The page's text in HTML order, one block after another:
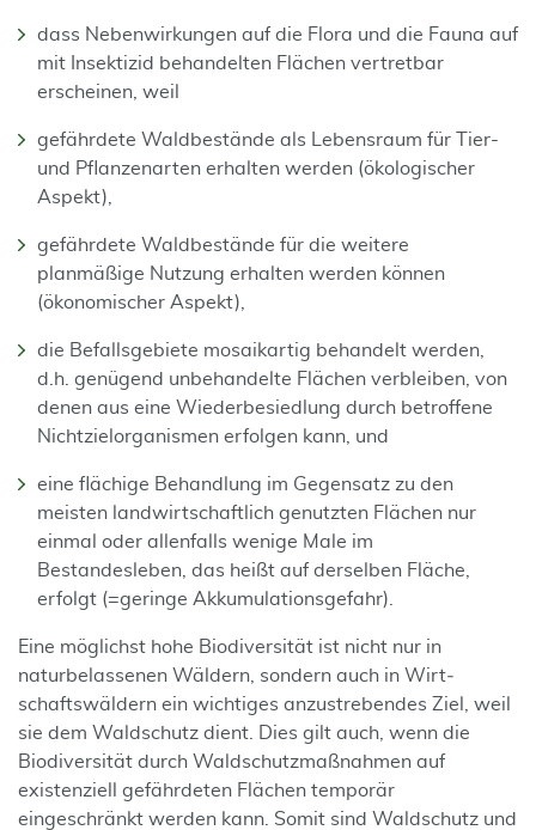
dass Nebenwirkungen auf die Flora und die Fauna auf
mit Insektizid behandel­ten Flächen ver­tretbar
erscheinen, weil
gefährdete Waldbestände als Lebensraum für Tier-
und Pflanzenarten erhalten werden (ökologischer
Aspekt),
gefährdete Waldbestände für die weitere
planmäßige Nutzung erhalten werden können
(ökonomischer Aspekt),
die Befallsgebiete mosaikartig behandelt werden,
d.h. genügend unbehandelte Flächen verbleiben, von
denen aus eine Wiederbesiedlung durch betroffene
Nichtzielorganismen erfolgen kann, und
eine flächige Behandlung im Gegensatz zu den
meisten landwirtschaftlich ge­nutzten Flächen nur
einmal oder allenfalls wenige Male im
Bestandesleben, das heißt auf derselben Fläche,
erfolgt (=geringe Akkumulationsgefahr).
Eine möglichst hohe Biodiversität ist nicht nur in
naturbelassenen Wäldern, sondern auch in Wirt­
schaftswäldern ein wichtiges anzustrebendes Ziel, weil
sie dem Waldschutz dient. Dies gilt auch, wenn die
Biodiversität durch Waldschutzmaßnahmen auf
existenziell gefährdeten Flächen temporär
eingeschränkt werden kann. Somit sind Waldschutz und